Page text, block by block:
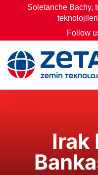
Soletanche Bachy,
Follow
Irak